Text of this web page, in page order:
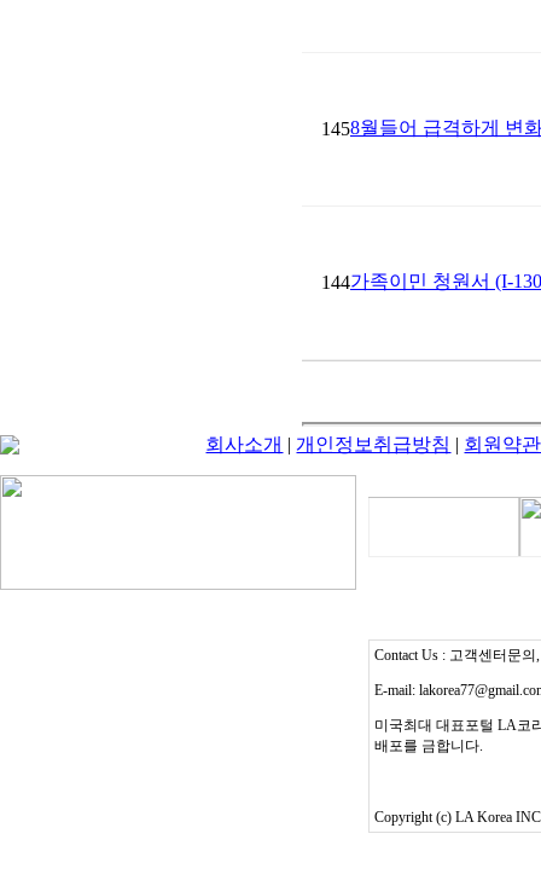
1458월들어 급격하게 변
144가족이민 청원서 (I-
회사소개 |개인정보취급방침 | 회원약관
Contact Us : 고객센터문의
E-mail:
미국최대 대표포털 LA코
배포를 금합니다.
Copyright (c) LA Korea